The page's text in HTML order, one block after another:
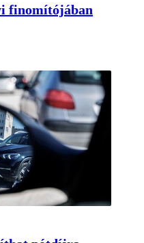
finomítójában